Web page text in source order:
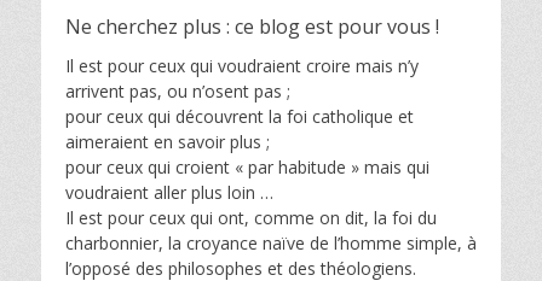
Ne cherchez plus : ce blog est pour vous !
Il est pour ceux qui voudraient croire mais n’y
arrivent pas, ou n’osent pas ;
pour ceux qui découvrent la foi catholique et
aimeraient en savoir plus ;
pour ceux qui croient « par habitude » mais qui
voudraient aller plus loin …
Il est pour ceux qui ont, comme on dit, la foi du
charbonnier, la croyance naïve de l’homme simple, à
l’opposé des philosophes et des théologiens.